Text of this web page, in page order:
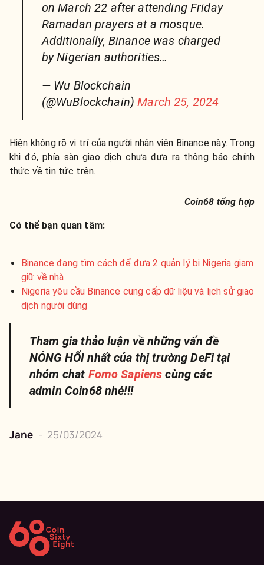
on March 22 after attending Friday
Ramadan prayers at a mosque.
Additionally, Binance was charged
by Nigerian authorities…
— Wu Blockchain
(@WuBlockchain)March 25, 2024
Hiện không rõ vị trí của người nhân viên Binance này. Trong
khi đó, phía sàn giao dịch chưa đưa ra thông báo chính
thức về tin tức trên.
Coin68 tổng hợp
Có thể bạn quan tâm:
Binance đang tìm cách để đưa 2 quản lý bị Nigeria giam
giữ về nhà
Nigeria yêu cầu Binance cung cấp dữ liệu và lịch sử giao
dịch người dùng
Tham gia thảo luận về những vấn đề
NÓNG HỔI nhất của thị trường DeFi tại
nhóm chat Fomo Sapiens cùng các
admin Coin68 nhé!!!
Jane - 25/03/2024